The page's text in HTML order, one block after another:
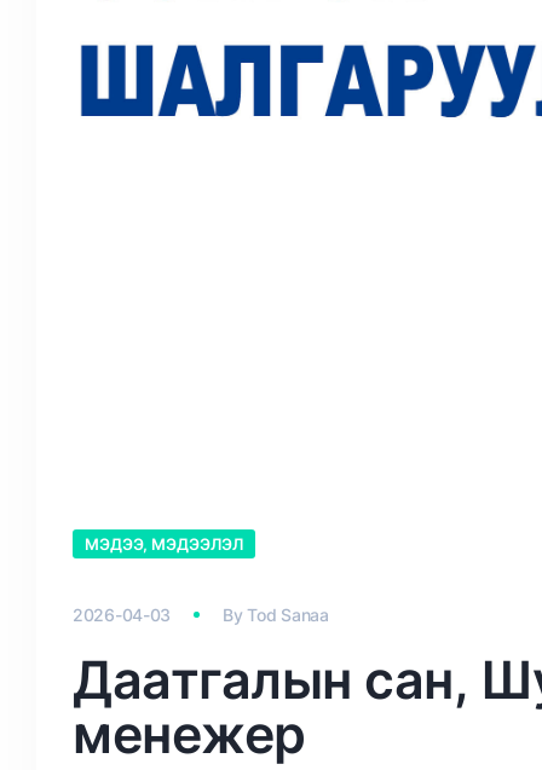
МЭДЭЭ, МЭДЭЭЛЭЛ
2026-04-03 ByTod Sanaa
Даатгалын сан,
менежер